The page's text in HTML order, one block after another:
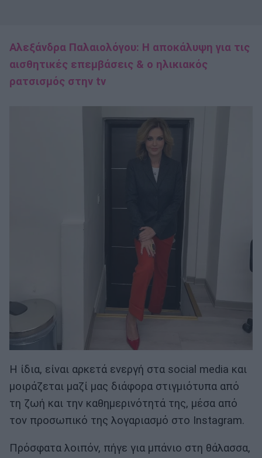
Αλεξάνδρα Παλαιολόγου: Η αποκάλυψη για τις
αισθητικές επεμβάσεις & o ηλικιακός
ρατσισμός στην tv
Η ίδια, είναι αρκετά ενεργή στα social media και
μοιράζεται μαζί μας διάφορα στιγμιότυπα από
τη ζωή και την καθημερινότητά της, μέσα από
τον προσωπικό της λογαριασμό στο Instagram.
Πρόσφατα λοιπόν, πήγε για μπάνιο στη θάλασσα,